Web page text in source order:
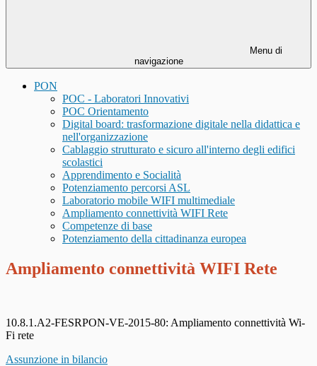
Menu di
navigazione
PON
POC - Laboratori Innovativi
POC Orientamento
Digital board: trasformazione digitale nella didattica e
nell'organizzazione
Cablaggio strutturato e sicuro all'interno degli edifici
scolastici
Apprendimento e Socialità
Potenziamento percorsi ASL
Laboratorio mobile WIFI multimediale
Ampliamento connettività WIFI Rete
Competenze di base
Potenziamento della cittadinanza europea
Ampliamento connettività WIFI Rete
10.8.1.A2-FESRPON-VE-2015-80: Ampliamento connettività Wi-
Fi rete
Assunzione in bilancio